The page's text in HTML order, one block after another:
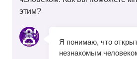
этим?
Я понимаю, что
незнакомым